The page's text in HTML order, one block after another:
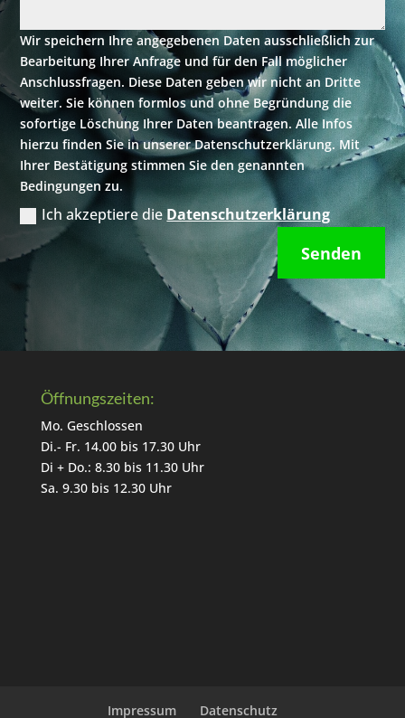
Wir speichern Ihre angegebenen Daten ausschließlich zur
Bearbeitung Ihrer Anfrage und für den Fall möglicher
Anschlussfragen. Diese Daten geben wir nicht an Dritte
weiter. Sie können formlos und ohne Begründung die
sofortige Löschung Ihrer Daten beantragen. Alle Infos
hierzu finden Sie in unserer Datenschutzerklärung. Mit
Ihrer Bestätigung stimmen Sie den genannten
Bedingungen zu.
Ich akzeptiere die Datenschutzerklärung
Senden
Öffnungszeiten:
Mo. Geschlossen
Di.- Fr. 14.00 bis 17.30 Uhr
Di + Do.: 8.30 bis 11.30 Uhr
Sa. 9.30 bis 12.30 Uhr
Impressum Datenschutz